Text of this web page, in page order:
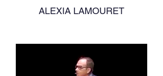
ALEXIA LAMOURET